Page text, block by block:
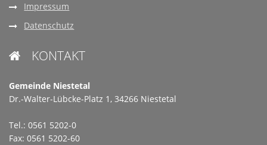
Impressum
Datenschutz
 KONTAKT
Gemeinde Niestetal
Dr.-Walter-Lübcke-Platz 1, 34266 Niestetal
Tel.: 0561 5202-0
Fax: 0561 5202-60